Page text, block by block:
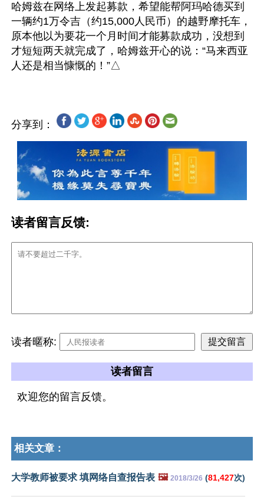
哈姆兹在网络上发起募款，希望能帮阿玛哈德买到
一辆约1万令吉（约15,000人民币）的越野摩托车，
原本他以为要花一个月时间才能募款成功，没想到
才短短两天就完成了，哈姆兹开心的说：“马来西亚
分享到：
读者留言反馈:
读者暱称:
读者留言
欢迎您的留言反馈。
相关文章：
大学教师被要求 填网络自查报告表 🖼️ 2018/3/26 (81,427次)